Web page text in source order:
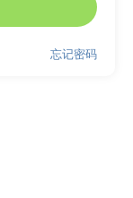
忘记密码